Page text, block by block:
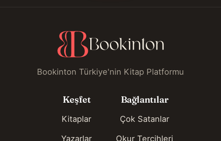
Bookinton Türkiye'nin Kitap Platformu
Keşfet
Kitaplar
Yazarlar
Bağlantılar
Çok Satanlar
Okur Tercihleri